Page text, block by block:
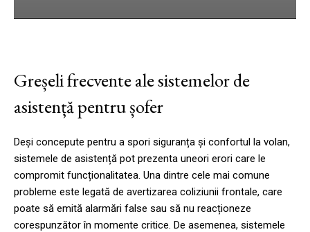
Greșeli frecvente ale sistemelor de
asistență pentru șofer
Deși concepute pentru a spori siguranța și confortul la volan,
sistemele de asistență pot prezenta uneori erori care le
compromit funcționalitatea. Una dintre cele mai comune
probleme este legată de avertizarea coliziunii frontale, care
poate să emită alarmări false sau să nu reacționeze
corespunzător în momente critice. De asemenea, sistemele